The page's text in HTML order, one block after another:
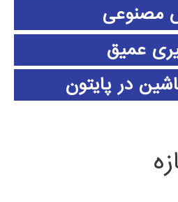
مصنوعی
عمیق
در پایتون